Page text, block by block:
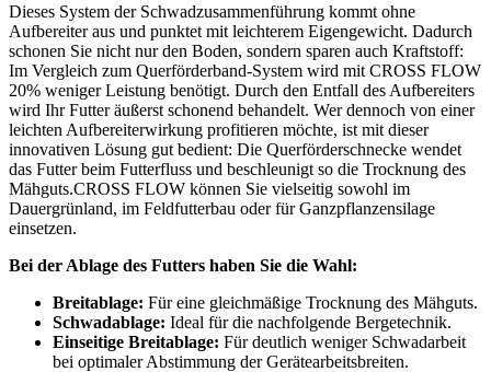
Dieses System der Schwadzusammenführung kommt ohne
Aufbereiter aus und punktet mit leichterem Eigengewicht. Dadurch
schonen Sie nicht nur den Boden, sondern sparen auch Kraftstoff:
Im Vergleich zum Querförderband-System wird mit CROSS FLOW
20% weniger Leistung benötigt. Durch den Entfall des Aufbereiters
wird Ihr Futter äußerst schonend behandelt. Wer dennoch von einer
leichten Aufbereiterwirkung profitieren möchte, ist mit dieser
innovativen Lösung gut bedient: Die Querförderschnecke wendet
das Futter beim Futterfluss und beschleunigt so die Trocknung des
Mähguts.CROSS FLOW können Sie vielseitig sowohl im
Dauergrünland, im Feldfutterbau oder für Ganzpflanzensilage
einsetzen.
Bei der Ablage des Futters haben Sie die Wahl:
Breitablage: Für eine gleichmäßige Trocknung des Mähguts.
Schwadablage: Ideal für die nachfolgende Bergetechnik.
Einseitige Breitablage: Für deutlich weniger Schwadarbeit
bei optimaler Abstimmung der Gerätearbeitsbreiten.